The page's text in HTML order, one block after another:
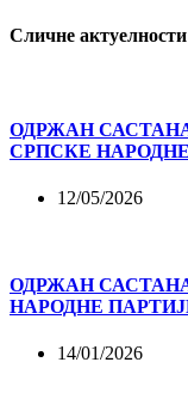
Сличне актуелности
ОДРЖАН
СРПСКЕ
12/05/2026
ОДРЖАН
НАРОДНЕ
14/01/2026